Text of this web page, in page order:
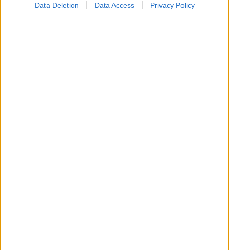
Data Deletion Data Access Privacy Policy